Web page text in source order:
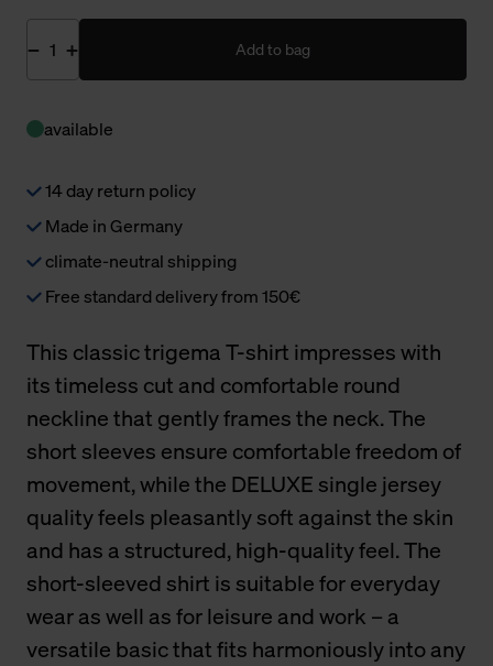
Add to bag
available
14 day return policy
Made in Germany
climate-neutral shipping
Free standard delivery from 150€
This classic trigema T-shirt impresses with
its timeless cut and comfortable round
neckline that gently frames the neck. The
short sleeves ensure comfortable freedom of
movement, while the DELUXE single jersey
quality feels pleasantly soft against the skin
and has a structured, high-quality feel. The
short-sleeved shirt is suitable for everyday
wear as well as for leisure and work – a
versatile basic that fits harmoniously into any